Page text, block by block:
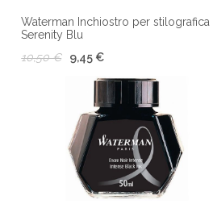
Waterman Inchiostro per
Serenity Blu
10,50 €
9,45 €